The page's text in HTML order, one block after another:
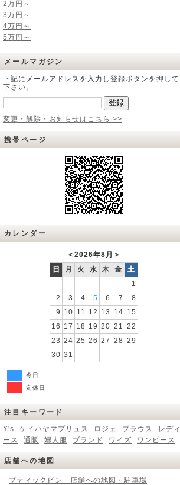
2万円～
3万円～
4万円～
5万円～
メールマガジン
下記にメールアドレスを入力し登録ボタンを押して
下さい。
変更・解除・お知らせはこちら >>
携帯ページ
カレンダー
＜ 2026年8月 ＞
日
月 火 水 木 金
土
1
2
3 4 5 6 7
8
9 10 11 12 13 14 15
16 17 18 19 20 21 22
23 24 25 26 27 28 29
30 31
今日
定休日
注目キーワード
Y's
ケイハヤマプリュス ロジェ ブラウス
レディ
ース
通販 婦人服 ブランド ワイズ ワンピース
店舗への地図
ブティックビン 店舗への地図・駐車場